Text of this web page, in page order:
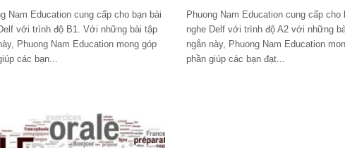
Nam Education cung cấp cho bạn bài
với trình độ B1. Với những bài tập
Phuong Nam Education mong góp
các bạn...
Phuong Nam Education cung cấp cho
nghe Delf với trình độ A2 với những
ngắn này, Phuong Nam Education
phần giúp các bạn đạt...